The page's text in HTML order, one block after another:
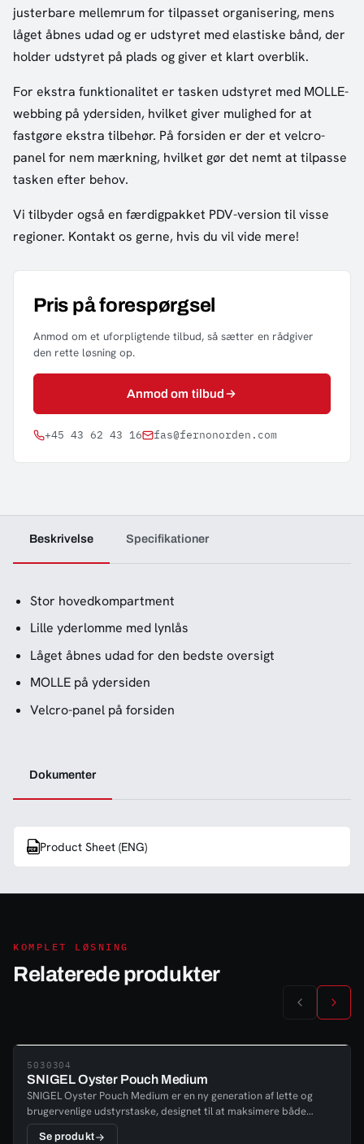
justerbare mellemrum for tilpasset organisering, mens
låget åbnes udad og er udstyret med elastiske bånd, der
holder udstyret på plads og giver et klart overblik.
For ekstra funktionalitet er tasken udstyret med MOLLE-
webbing på ydersiden, hvilket giver mulighed for at
fastgøre ekstra tilbehør. På forsiden er der et velcro-
panel for nem mærkning, hvilket gør det nemt at tilpasse
tasken efter behov.
Vi tilbyder også en færdigpakket PDV-version til visse
regioner. Kontakt os gerne, hvis du vil vide mere!
Pris på forespørgsel
Anmod om et uforpligtende tilbud, så sætter en rådgiver
den rette løsning op.
Anmod om tilbud
+45 43 62 43 16 fas@fernonorden.com
Beskrivelse Specifikationer
Stor hovedkompartment
Lille yderlomme med lynlås
Låget åbnes udad for den bedste oversigt
MOLLE på ydersiden
Velcro-panel på forsiden
Dokumenter
Product Sheet (ENG)
KOMPLET LØSNING
Relaterede produkter
5030304
SNIGEL Oyster Pouch Medium
SNIGEL Oyster Pouch Medium er en ny generation af lette og
brugervenlige udstyrstaske, designet til at maksimere både
funktionalitet og holdbarhed. Med sin gennemtænkte
Se produkt